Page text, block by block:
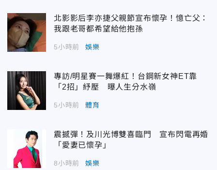
北影影后李亦捷父親節宣布懷孕！憶亡父：
我跟老哥都希望給他抱孫
5小時前 娛樂
專訪/明星賽一舞爆紅！台鋼新女神ET靠
「2招」紓壓 曝人生分水嶺
5小時前 體育
震撼彈！及川光博雙喜臨門 宣布閃電再婚
「愛妻已懷孕」
8小時前 娛樂